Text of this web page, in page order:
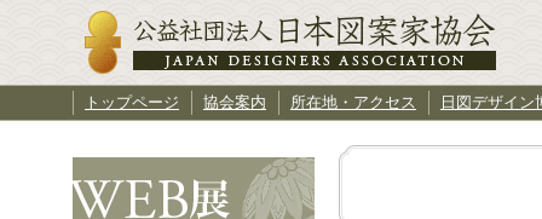
トップページ 協会案内 所在地・アクセス 日図デザイン